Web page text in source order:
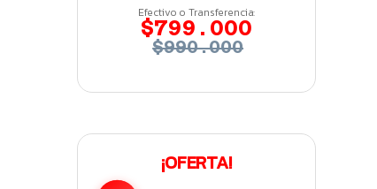
Efectivo o Transferencia:
$799.000
$990.000
¡OFERTA!